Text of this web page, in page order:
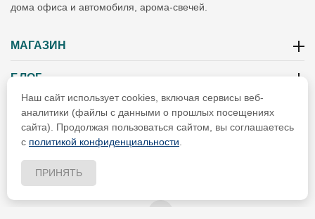
дома офиса и автомобиля, арома-свечей.
МАГАЗИН
БЛОГ
ИНФОРМАЦИЯ
РЕКВИЗИТЫ
Наш сайт использует cookies, включая сервисы веб-
аналитики (файлы с данными о прошлых посещениях
сайта). Продолжая пользоваться сайтом, вы соглашаетесь
с политикой конфиденциальности
ПРИНЯТЬ